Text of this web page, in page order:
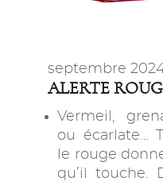
septembre
ALERTE
Vermeil,
ou écarlate…
le rouge
qu’il touche.